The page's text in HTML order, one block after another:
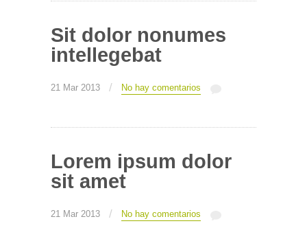
Sit dolor nonumes
intellegebat
21 Mar 2013 / No hay comentarios
Lorem ipsum dolor
sit amet
21 Mar 2013 / No hay comentarios